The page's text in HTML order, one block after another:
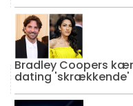
Bradley Coopers
dating 'skrækkende'